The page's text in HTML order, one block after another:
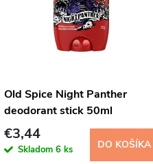
Old Spice Night Panther
deodorant stick 50ml
€3,44
Skladom 6 ks DO KOŠÍKA